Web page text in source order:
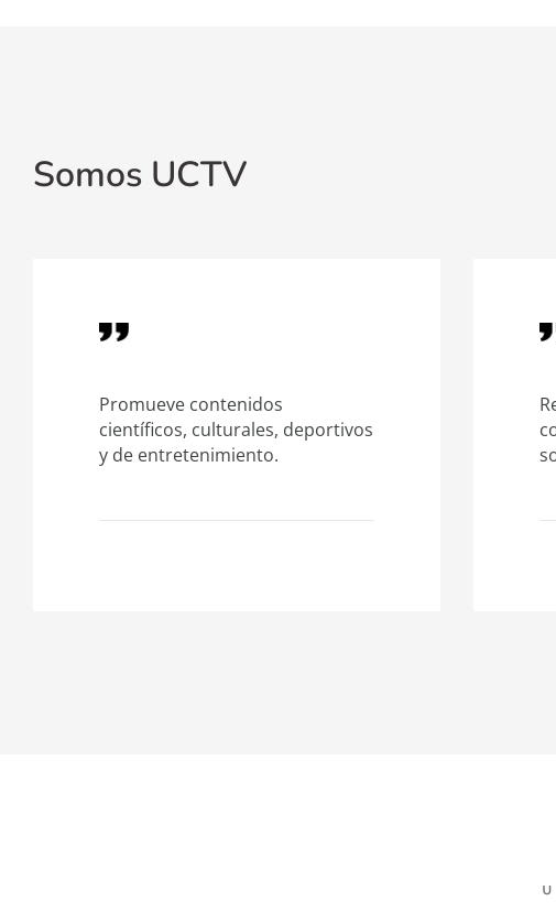
Somos UCTV
Promueve contenidos
científicos, culturales, deportivos
y de entretenimiento.